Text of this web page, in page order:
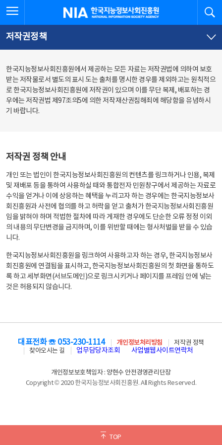
문
로
가
체
뉴
바
가
한국지능정보사회진흥원
저작권정책
한국지능정보사회진흥원에서 제공하는 모든 자료는 저작권법에 의하여 보호
받는 저작물로서 별도의 표시 도는 출처를 명시한 경우를 제외하고는 원칙적으
로 한국지능정보사회진흥원에 저작권이 있으며 이를 무단 복제, 배포하는 경
우에는 저작권법 제97조의5에 의한 저작재산권침해죄에 해당함을 유념하시
기 바랍니다.
저작권 정책 안내
개인 또는 법인이 한국지능정보사회진흥원의 컨텐츠를 링크하거나 인용, 복제
및 재배포 등을 통하여 사용하실 때와 통합전자 민원창구에서 제공하는 자료로
수익을 얻거나 이에 상응하는 혜택을 누리고자 하는 경우에는 한국지능정보사
회진흥원과 사전에 협의를 하고 허락을 얻고 출처가 한국지능정보사회진흥원
임을 밝혀야 하며 적법한 절차에 따라 게재한 경우에도 단순한 오류 정정 이외
의 내용의 무단변경을 금지하며, 이를 위반할 때에는 형사처벌을 받을 수 있습
니다.
한국지능정보사회진흥원을 링크하여 사용하고자 하는 경우, 한국지능정보사
회진흥원에 연결됨을 표시하고, 한국지능정보사회진흥원의 첫 화면을 통하도
록 하고 세부화면(서브도메인)으로 링크시키거나 페이지를 프레임 안에 넣는
것은 허용되지 않습니다.
TOP
대표전화 ☏ 053-230-1114 개인정보처리방침
저작권 정책
찾아오시는 길
업무담당자조회 사업별웹사이트연락처
개인정보보호책임자 : 양현수 안전경영관리단장
Copyright © 2020 한국지능정보사회진흥원. All Rights Reserved.